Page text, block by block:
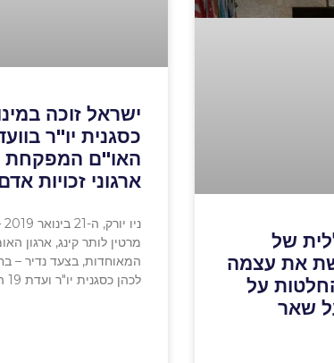
של
את עצמה
עם 21 החלטות על
ו-6 על שאר
ישראל זוכה
כסגנית יו"ר
האו"ם המפקחת
ארגוני זכויות
מרטין לותר קינג, ארגון
המאוחדות, בצעד נדיר –
לכהן כסגנית יו"ר ועדת 19 המדינות על